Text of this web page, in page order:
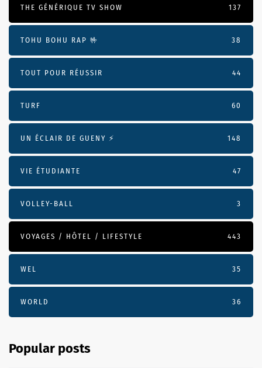
THE GÉNÉRIQUE TV SHOW 137
TOHU BOHU RAP 🤟 38
TOUT POUR RÉUSSIR 44
TURF 60
UN ÉCLAIR DE GUENY ⚡️ 148
VIE ÉTUDIANTE 47
VOLLEY-BALL 3
VOYAGES / HÔTEL / LIFESTYLE 443
WEL 35
WORLD 36
Popular posts